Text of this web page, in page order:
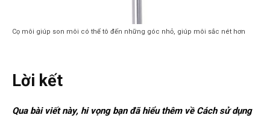
Cọ môi giúp son môi có thể tô đến những góc nhỏ, giúp môi sắc nét hơn
Lời kết
Qua bài viết này, hi vọng bạn đã hiểu thêm về Cách sử dụng